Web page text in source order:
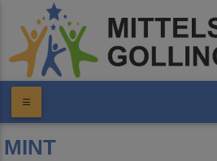
MINT